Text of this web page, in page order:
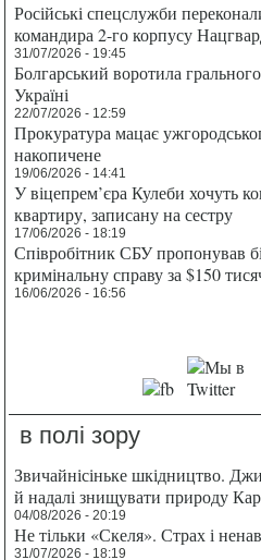
Російські спецслужби
командира 2-го корпусу
31/07/2026 - 19:45
Болгарський воротила грального
Україні
22/07/2026 - 12:59
Прокуратура мацає
накопичене
19/06/2026 - 14:41
У віцепрем’єра Кулеби хочуть
квартиру, записану на сестру
17/06/2026 - 18:19
Співробітник СБУ пропонував
кримінальну справу за $150
16/06/2026 - 16:56
в полі зору
Звичайнісіньке шкідництво.
й надалі знищувати природу
04/08/2026 - 20:19
Не тільки «Скеля». Страх і
31/07/2026 - 18:19